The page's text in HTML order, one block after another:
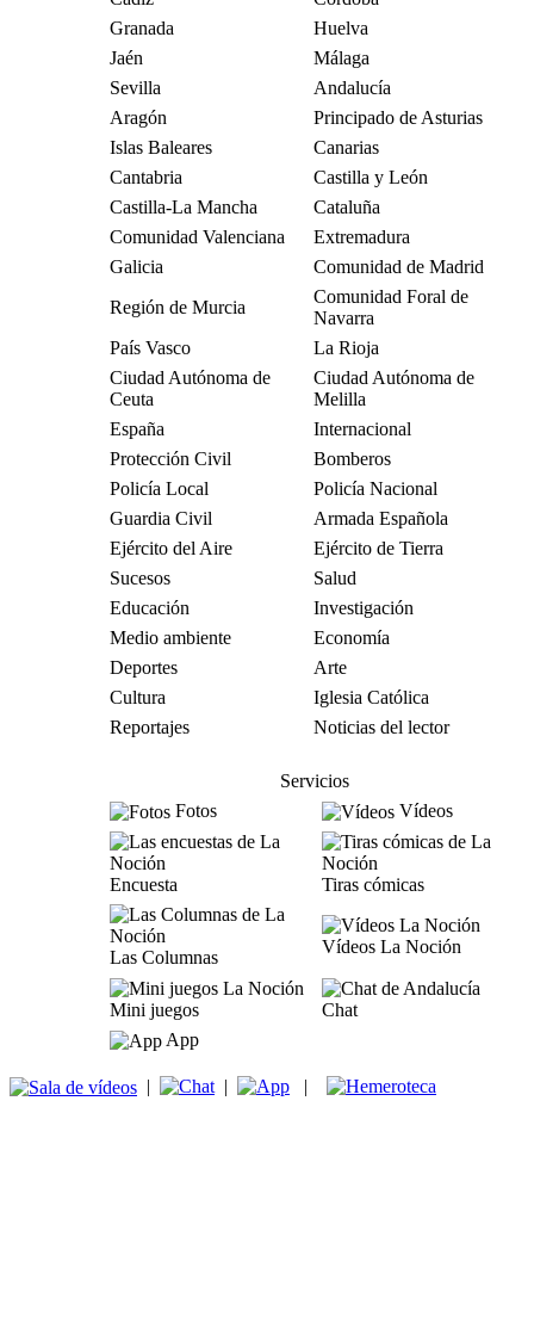
Granada
Huelva
Jaén
Málaga
Sevilla
Andalucía
Aragón
Principado de Asturias
Islas Baleares
Canarias
Cantabria
Castilla y León
Castilla-La Mancha
Cataluña
Comunidad Valenciana
Extremadura
Galicia
Comunidad de Madrid
Región de Murcia
Comunidad Foral de
Navarra
País Vasco
La Rioja
Ciudad Autónoma de
Ceuta
Ciudad Autónoma de
Melilla
España
Internacional
Protección Civil
Bomberos
Policía Local
Policía Nacional
Guardia Civil
Armada Española
Ejército del Aire
Ejército de Tierra
Sucesos
Salud
Educación
Investigación
Medio ambiente
Economía
Deportes
Arte
Cultura
Iglesia Católica
Reportajes
Noticias del lector
Servicios
Fotos
Vídeos
Encuesta Tiras cómicas
Las Columnas
Vídeos La Noción
Mini juegos
Chat
App
| | |